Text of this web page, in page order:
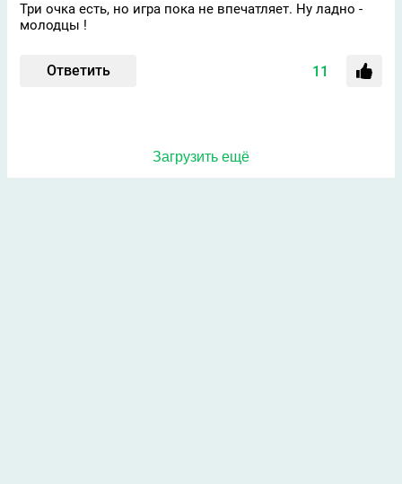
Три очка есть, но игра пока не впечатляет. Ну ладно -
молодцы !
Ответить 11
Загрузить ещё